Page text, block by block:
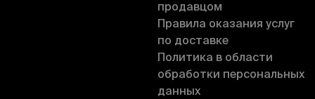
продавцом
Правила оказания услуг
по доставке
Политика в области
обработки персональных
данных